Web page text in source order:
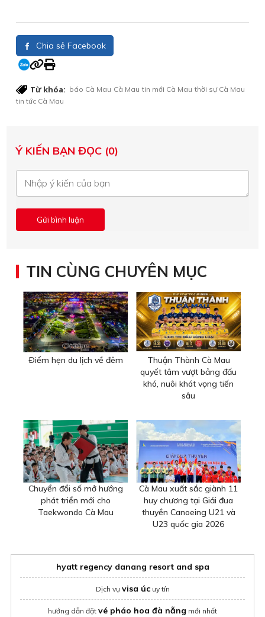
Chia sẻ Facebook
Từ khóa: báo Cà Mau Cà Mau tin mới Cà Mau thời sự Cà Mau
tin tức Cà Mau
Ý KIẾN BẠN ĐỌC (0)
TIN CÙNG CHUYÊN MỤC
Ðiểm hẹn du lịch về đêm
Thuận Thành Cà Mau
quyết tâm vượt bảng đấu
khó, nuôi khát vọng tiến
sâu
Chuyển đổi số mở hướng
phát triển mới cho
Taekwondo Cà Mau
Cà Mau xuất sắc giành 11
huy chương tại Giải đua
thuyền Canoeing U21 và
U23 quốc gia 2026
hyatt regency danang resort and spa
Dịch vụ visa úcuy tín
hướng dẫn đặt vé pháo hoa đà nẵng mới nhất